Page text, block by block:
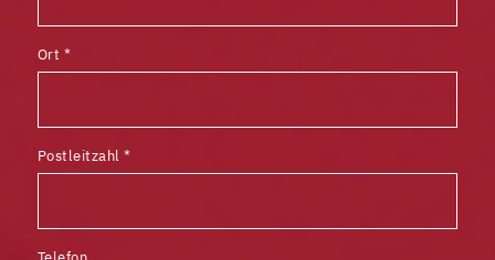
Ort *
Postleitzahl*